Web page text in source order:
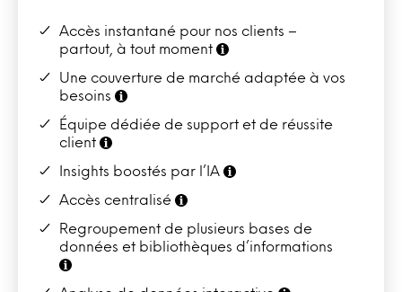
Accès instantané pour nos clients –
partout, à tout moment
Une couverture de marché adaptée à vos
besoins
Équipe dédiée de support et de réussite
client
Insights boostés par l’IA
Accès centralisé
Regroupement de plusieurs bases de
données et bibliothèques d’informations